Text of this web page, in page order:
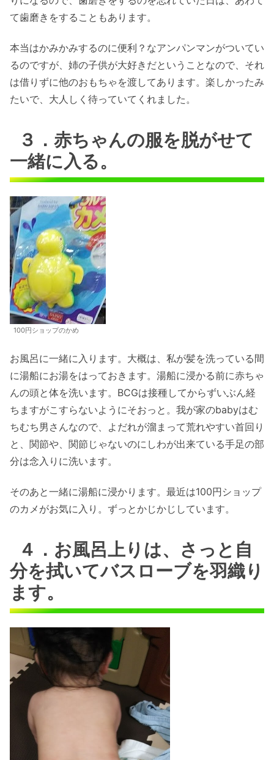
て歯磨きをすることもあります。
本当はかみかみするのに便利？なアンパンマンがついてい
るのですが、姉の子供が大好きだということなので、それ
は借りずに他のおもちゃを渡してあります。楽しかったみ
たいで、大人しく待っていてくれました。
３．赤ちゃんの服を脱がせて
一緒に入る。
100円ショップのかめ
お風呂に一緒に入ります。大概は、私が髪を洗っている間
に湯船にお湯をはっておきます。湯船に浸かる前に赤ちゃ
んの頭と体を洗います。BCGは接種してからずいぶん経
ちますがこすらないようにそおっと。我が家のbabyはむ
ちむち男さんなので、よだれが溜まって荒れやすい首回り
と、関節や、関節じゃないのにしわが出来ている手足の部
分は念入りに洗います。
そのあと一緒に湯船に浸かります。最近は100円ショップ
のカメがお気に入り。ずっとかじかじしています。
４．お風呂上りは、さっと自
分を拭いてバスローブを羽織り
ます。